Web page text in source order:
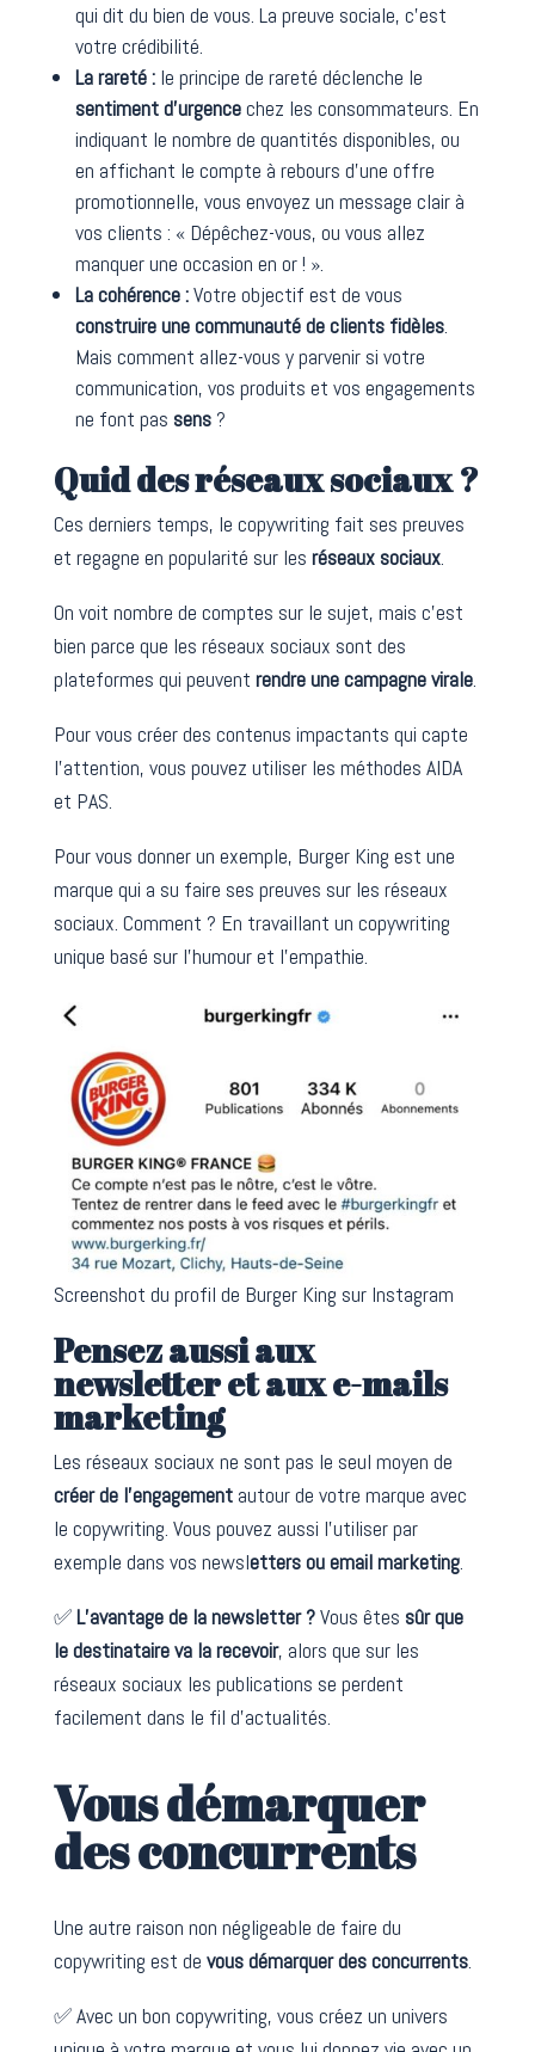
qui dit du bien de vous. La preuve sociale, c’est
votre crédibilité.
La rareté :le principe de rareté déclenche le
sentiment d’urgencechez les consommateurs. En
indiquant le nombre de quantités disponibles, ou
en affichant le compte à rebours d’une offre
promotionnelle, vous envoyez un message clair à
vos clients : « Dépêchez-vous, ou vous allez
manquer une occasion en or ! ».
La cohérence :Votre objectif est de vous
construire une communauté de clients fidèles.
Mais comment allez-vous y parvenir si votre
communication, vos produits et vos engagements
ne font pas sens?
Quid des réseaux sociaux ?
Ces derniers temps, le copywriting fait ses preuves
et regagne en popularité sur les réseaux sociaux.
On voit nombre de comptes sur le sujet, mais c’est
bien parce que les réseaux sociaux sont des
plateformes qui peuvent rendre une campagne virale.
Pour vous créer des contenus impactants qui capte
l’attention, vous pouvez utiliser les méthodes AIDA
et PAS.
Pour vous donner un exemple, Burger King est une
marque qui a su faire ses preuves sur les réseaux
sociaux. Comment ? En travaillant un copywriting
unique basé sur l’humour et l’empathie.
Screenshot du profil de Burger King sur Instagram
Pensez aussi aux
newsletter et aux e-mails
marketing
Les réseaux sociaux ne sont pas le seul moyen de
créer de l’engagementautour de votre marque avec
le copywriting. Vous pouvez aussi l’utiliser par
exemple dans vos newsletters ou email marketing.
✅L’avantage de la newsletter ?Vous êtes sûr que
le destinataire va la recevoir, alors que sur les
réseaux sociaux les publications se perdent
facilement dans le fil d’actualités.
Vous démarquer
des concurrents
Une autre raison non négligeable de faire du
copywriting est de vous démarquer des concurrents.
✅ Avec un bon copywriting, vous créez un univers